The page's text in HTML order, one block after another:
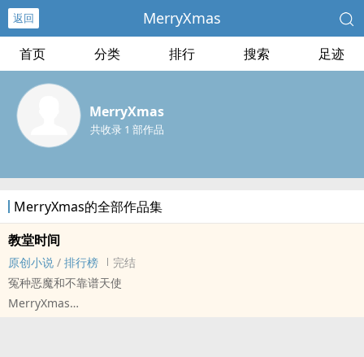
返回 MerryXmas
首页 分类 排行 搜索 足迹
MerryXmas
共收录 1 部作品
MerryXmas的全部作品集
教堂时间
原创小说 / 排行榜
完结
冤种恶魔和不靠谱天使
MerryXmas